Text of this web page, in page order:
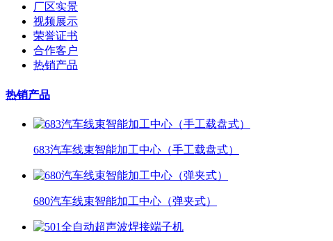
厂区实景
视频展示
荣誉证书
合作客户
热销产品
热销产品
683汽车线束智能加工中心（手工载盘式）
680汽车线束智能加工中心（弹夹式）